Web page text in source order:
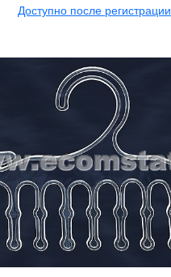
Доступно после регистрации